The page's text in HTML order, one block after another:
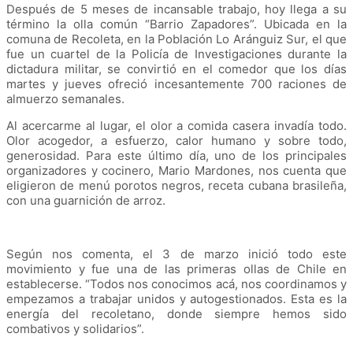
Después de 5 meses de incansable trabajo, hoy llega a su
término la olla común “Barrio Zapadores”. Ubicada en la
comuna de Recoleta, en la Población Lo Aránguiz Sur, el que
fue un cuartel de la Policía de Investigaciones durante la
dictadura militar, se convirtió en el comedor que los días
martes y jueves ofreció incesantemente 700 raciones de
almuerzo semanales.
Al acercarme al lugar, el olor a comida casera invadía todo.
Olor acogedor, a esfuerzo, calor humano y sobre todo,
generosidad. Para este último día, uno de los principales
organizadores y cocinero, Mario Mardones, nos cuenta que
eligieron de menú porotos negros, receta cubana brasileña,
con una guarnición de arroz.
Según nos comenta, el 3 de marzo inició todo este
movimiento y fue una de las primeras ollas de Chile en
establecerse. “Todos nos conocimos acá, nos coordinamos y
empezamos a trabajar unidos y autogestionados. Esta es la
energía del recoletano, donde siempre hemos sido
combativos y solidarios”.